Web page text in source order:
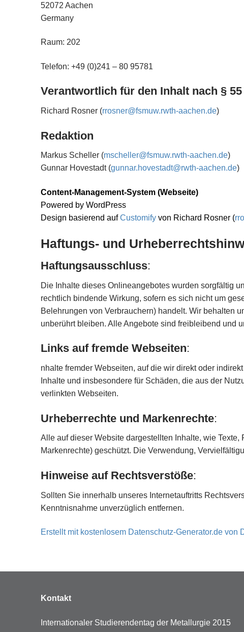
52072 Aachen
Germany
Raum: 202
Telefon: +49 (0)241 – 80 95781
Verantwortlich für den Inhalt nach § 55
Richard Rosner (rrosner@fsmuw.rwth-aachen.de)
Redaktion
Markus Scheller (mscheller@fsmuw.rwth-aachen.de)
Gunnar Hovestadt (gunnar.hovestadt@rwth-aachen.de)
Content-Management-System (Webseite)
Powered by WordPress
Design basierend aufCustomify von Richard Rosner (
Haftungs- und
Haftungsausschluss:
Die Inhalte dieses Onlineangebotes wurden sorgfältig
rechtlich bindende Wirkung, sofern es sich nicht um
Belehrungen von Verbrauchern) handelt. Wir behalten
unberührt bleiben. Alle Angebote sind freibleibend und
Links auf fremde Webseiten:
nhalte fremder Webseiten, auf die wir direkt oder
Inhalte und insbesondere für Schäden, die aus der
verlinkten Webseiten.
Urheberrechte und Markenrechte:
Alle auf dieser Website dargestellten Inhalte, wie
Markenrechte) geschützt. Die Verwendung,
Hinweise auf Rechtsverstöße:
Sollten Sie innerhalb unseres Internetauftritts
Kenntnisnahme unverzüglich entfernen.
Erstellt mit kostenlosem Datenschutz-Generator.de von
Kontakt
Internationaler Studierendentag der Metallurgie 2015